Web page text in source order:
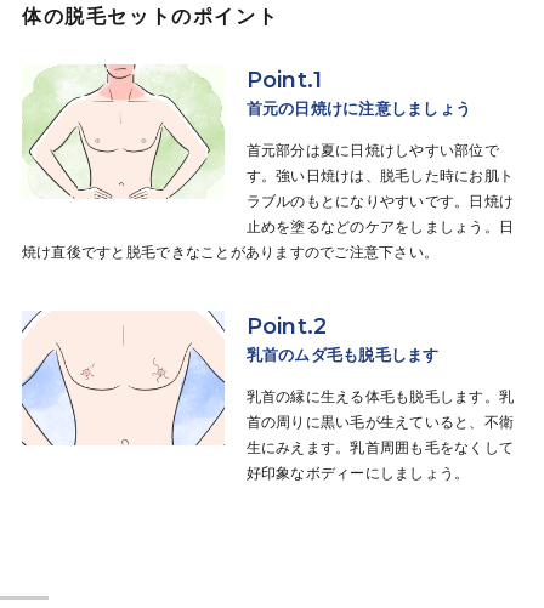
体の脱毛セットのポイント
Point.1
首元の日焼けに注意しましょう
首元部分は夏に日焼けしやすい部位で
す。強い日焼けは、脱毛した時にお肌ト
ラブルのもとになりやすいです。日焼け
止めを塗るなどのケアをしましょう。日
焼け直後ですと脱毛できなことがありますのでご注意下さい。
Point.2
乳首のムダ毛も脱毛します
乳首の縁に生える体毛も脱毛します。乳
首の周りに黒い毛が生えていると、不衛
生にみえます。乳首周囲も毛をなくして
好印象なボディーにしましょう。